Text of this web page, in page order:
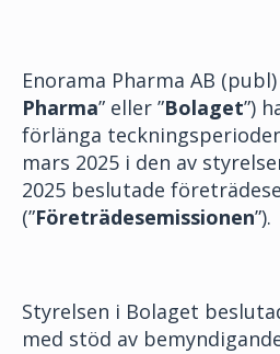
Enorama Pharma AB (publ)
Pharma” eller ”Bolaget”)
förlänga
mars 2025 i den av
2025 beslutade
(”Företrädesemissionen”).
Styrelsen i Bolaget
med stöd av